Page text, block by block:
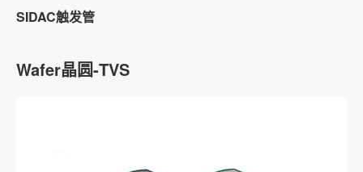
SIDAC触发管
Wafer晶圆-TVS